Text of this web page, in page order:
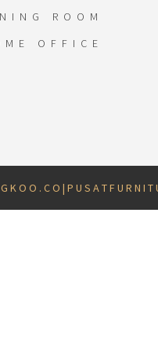
ROOM
OFFICE
K O O . C O | P U S A T F U R N I T